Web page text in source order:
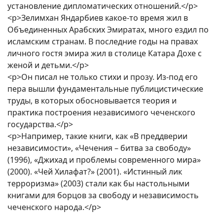
установление дипломатических отношений.</p>
<p>Зелимхан Яндарбиев какое-то время жил в
Объединенных Арабских Эмиратах, много ездил по
исламским странам. В последние годы на правах
личного гостя эмира жил в столице Катара Дохе с
женой и детьми.</p>
<p>Он писал не только стихи и прозу. Из-под его
пера вышли фундаментальные публицистические
труды, в которых обосновывается теория и
практика построения независимого чеченского
государства.</p>
<p>Например, такие книги, как «В преддверии
независимости», «Чечения – битва за свободу»
(1996), «Джихад и проблемы современного мира»
(2000). «Чей Хилафат?» (2001). «Истинный лик
терроризма» (2003) стали как бы настольными
книгами для борцов за свободу и независимость
чеченского народа.</p>